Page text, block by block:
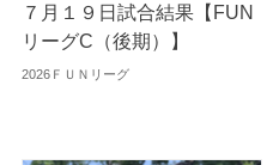
７月１９日試合結果【FUN
リーグC（後期）】
2026ＦＵＮリーグ